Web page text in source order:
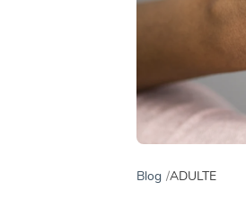
Blog ADULTE